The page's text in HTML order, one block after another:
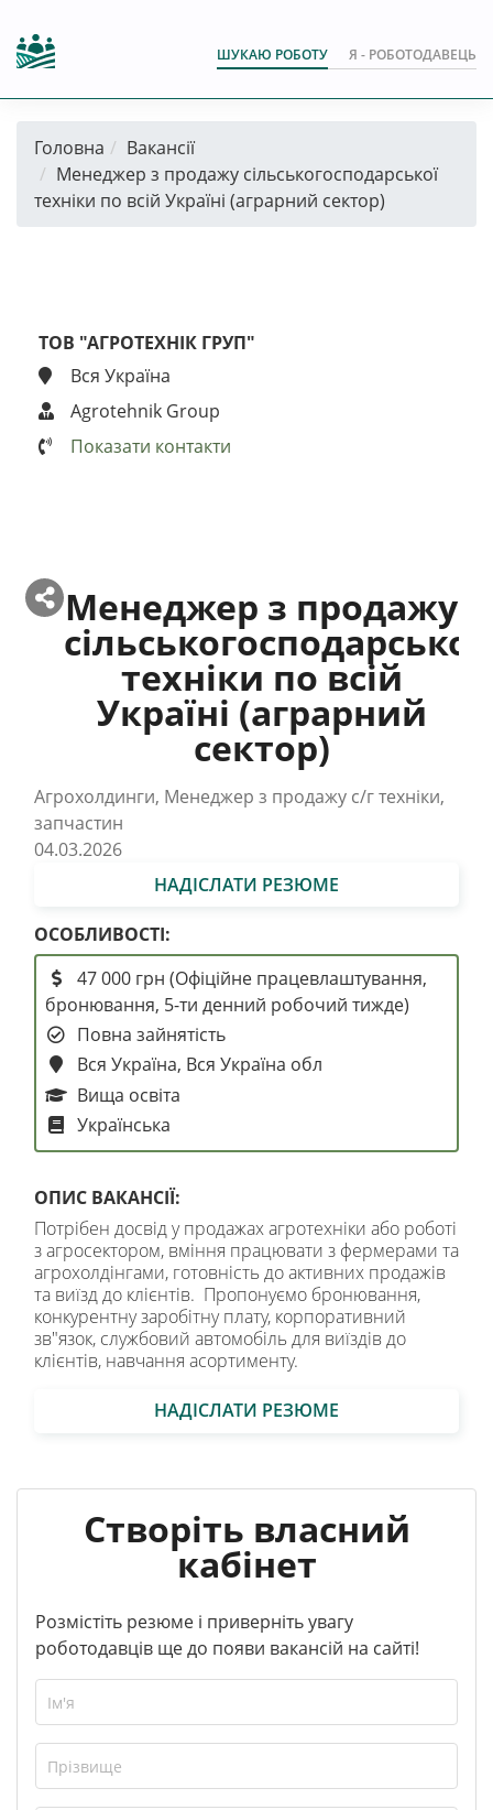
ШУКАЮ РОБОТУ Я - РОБОТОДАВЕЦЬ
Головна
Вакансії
Менеджер з продажу сільськогосподарської
техніки по всій Україні (аграрний сектор)
ТОВ "АГРОТЕХНІК ГРУП"
Вся Україна
Agrotehnik Group
Показати контакти
Менеджер з продажу
сільськогосподарської
техніки по всій
Україні (аграрний
сектор)
Агрохолдинги, Менеджер з продажу с/г техніки,
запчастин
04.03.2026
НАДІСЛАТИ РЕЗЮМЕ
ОСОБЛИВОСТІ:
47 000 грн (Офіційне працевлаштування,
бронювання, 5-ти денний робочий тижде)
Повна зайнятість
Вся Україна, Вся Україна обл
Вища освіта
Українська
ОПИС ВАКАНСІЇ:
Потрібен досвід у продажах агротехніки або роботі
з агросектором, вміння працювати з фермерами та
агрохолдінгами, готовність до активних продажів
та виїзд до клієнтів. Пропонуємо бронювання,
конкурентну заробітну плату, корпоративний
зв"язок, службовий автомобіль для виїздів до
клієнтів, навчання асортименту.
НАДІСЛАТИ РЕЗЮМЕ
Створіть власний
кабінет
Розмістіть резюме і приверніть увагу
роботодавців ще до появи вакансій на сайті!